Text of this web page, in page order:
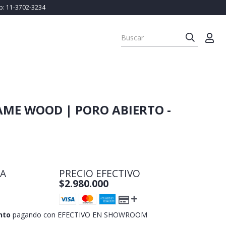
11-3702-3234
WOOD | PORO ABIERTO -
PRECIO EFECTIVO
$2.980.000
pagando con EFECTIVO EN SHOWROOM